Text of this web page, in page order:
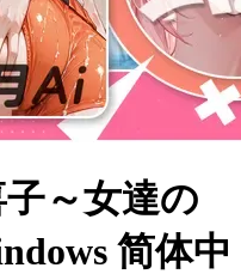
～女達の
简体中